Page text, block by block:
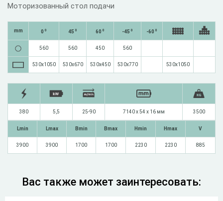
Моторизованный стол подачи
mm 0 0 45 0 60 0 -45 0 -60 0
560 560 450 560
530х1050 530х670 530х450 530х770 530х1050
380 5,5 25-90 7140 x 54 x 16 мм 3500
Lmin Lmax Bmin Bmax Hmin Hmax V
3900 3900 1700 1700 2230 2230 885
Вас также может заинтересовать: